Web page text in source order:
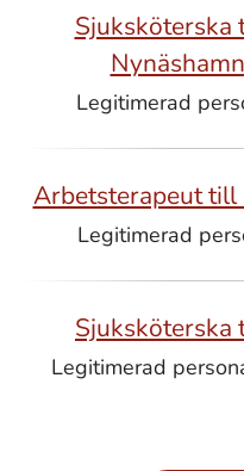
Sjuksköterska
Legitimerad
Arbetsterapeut till
Legitimerad
Legitimerad